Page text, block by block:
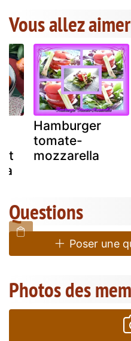
Vous allez aimer
Hamburger
tomate-
mozzarella
Questions
Poser une
Photos des